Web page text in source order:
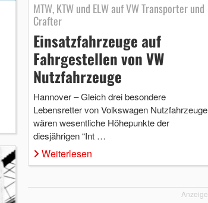
MTW, KTW und ELW auf VW Transporter und
Crafter
Einsatzfahrzeuge auf
Fahrgestellen von VW
Nutzfahrzeuge
Hannover – Gleich drei besondere
Lebensretter von Volkswagen Nutzfahrzeuge
wären wesentliche Höhepunkte der
diesjährigen “Int …
Weiterlesen
Anzeige